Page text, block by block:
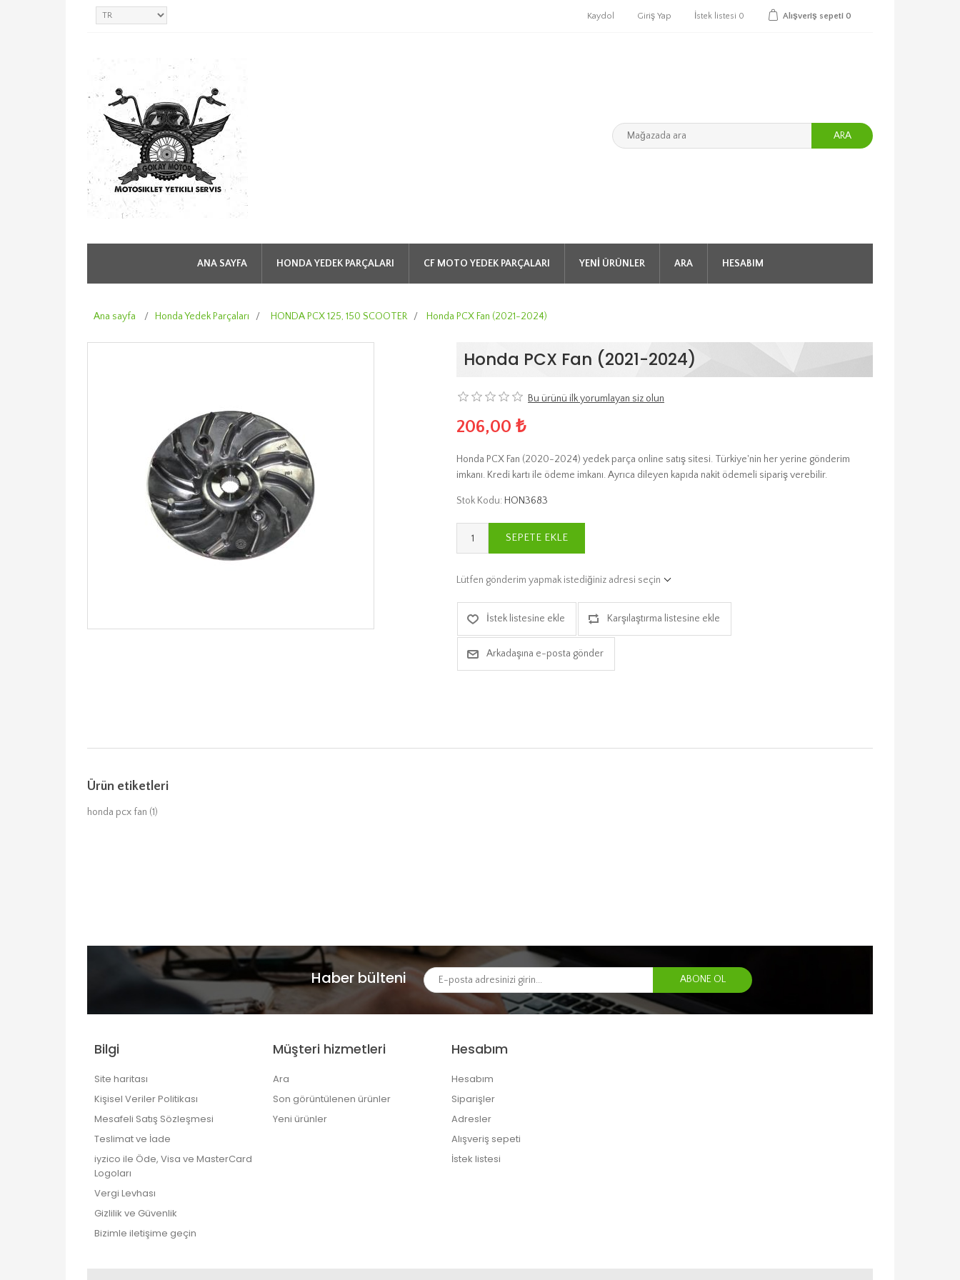
Kaydol Giriş Yap İstek listesi 0 Alışveriş sepeti 0
ARA
ANA SAYFA HONDA YEDEK PARÇALARI CF MOTO YEDEK PARÇALARI YENI ÜRÜNLER ARA HESABIM
Ana sayfa / Honda Yedek Parçaları / HONDA PCX 125, 150 SCOOTER / Honda PCX Fan (2021-2024)
Honda PCX Fan (2021-2024)
Bu ürünü ilk yorumlayan siz olun
206,00 ₺
Honda PCX Fan (2020-2024) yedek parça online satış sitesi. Türkiye'nin her yerine gönderim
imkanı. Kredi kartı ile ödeme imkanı. Ayrıca dileyen kapıda nakit ödemeli sipariş verebilir.
Stok Kodu: HON3683
SEPETE EKLE
Lütfen gönderim yapmak istediğiniz adresi seçin
İstek listesine ekle Karşılaştırma listesine ekle
Arkadaşına e-posta gönder
Ürün etiketleri
honda pcx fan (1)
Haber bülteni
Bilgi
Site haritası
Kişisel Veriler Politikası
Mesafeli Satış Sözleşmesi
Teslimat ve İade
iyzico ile Öde, Visa ve MasterCard
Logoları
Vergi Levhası
Gizlilik ve Güvenlik
Bizimle iletişime geçin
Müşteri hizmetleri
Ara
Son görüntülenen ürünler
Yeni ürünler
Hesabım
Hesabım
Siparişler
Adresler
Alışveriş sepeti
İstek listesi